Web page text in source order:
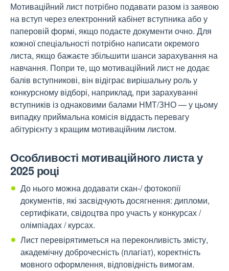
Мотиваційний лист потрібно подавати разом із заявою
на вступ через електронний кабінет вступника або у
паперовій формі, якщо подаєте документи очно. Для
кожної спеціальності потрібно написати окремого
листа, якщо бажаєте збільшити шанси зарахування на
навчання. Попри те, що мотиваційний лист не додає
балів вступникові, він відіграє вирішальну роль у
конкурсному відборі, наприклад, при зарахуванні
вступників із однаковими балами НМТ/ЗНО — у цьому
випадку приймальна комісія віддасть перевагу
абітурієнту з кращим мотиваційним листом.
Особливості мотиваційного листа у
2025 році
До нього можна додавати скан-/ фотокопії
документів, які засвідчують досягнення: дипломи,
сертифікати, свідоцтва про участь у конкурсах /
олімпіадах / курсах.
Лист перевірятиметься на переконливість змісту,
академічну доброчесність (плагіат), коректність
мовного оформлення, відповідність вимогам.